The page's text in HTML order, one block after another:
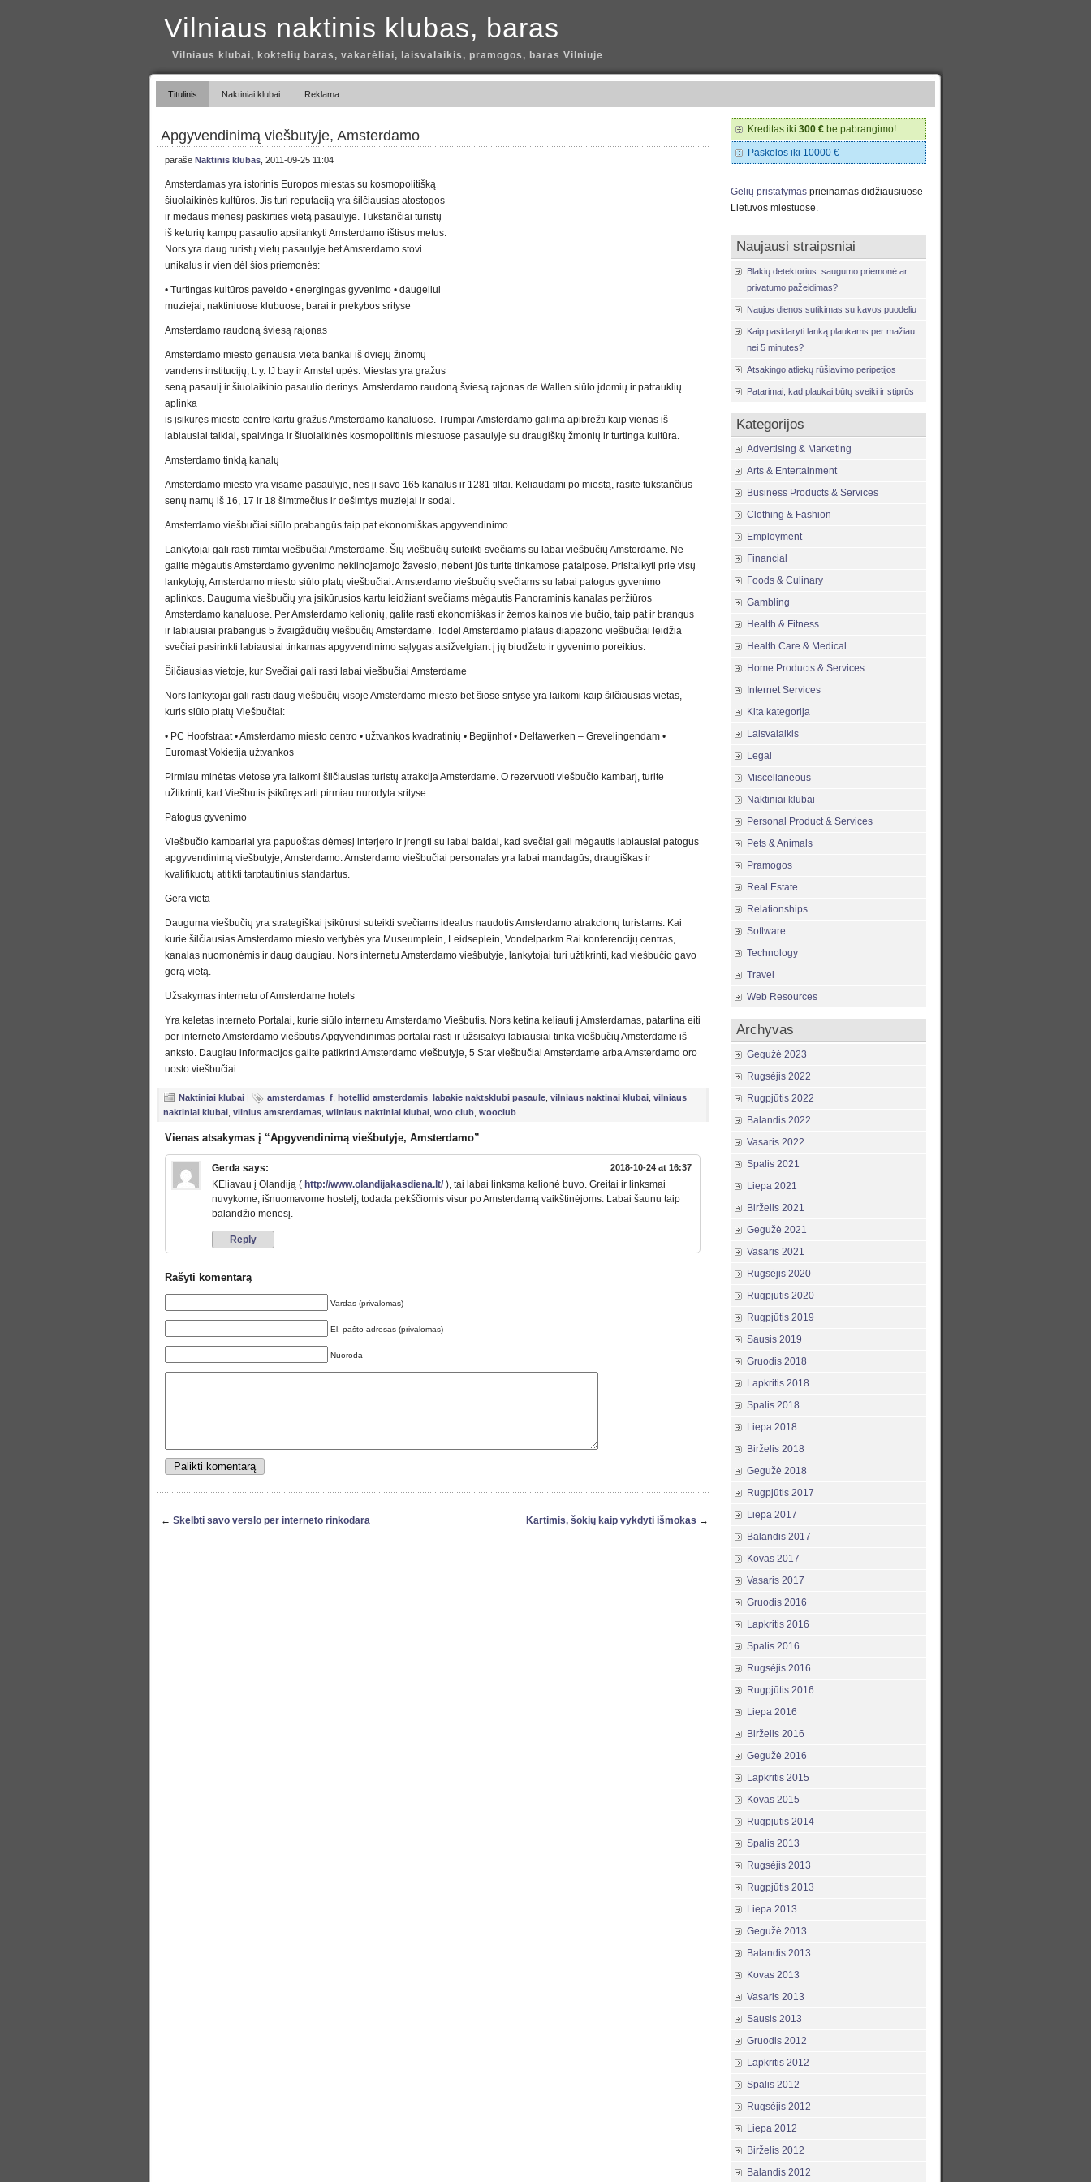
Vilniaus naktinis klubas, baras
Vilniaus klubai, koktelių baras, vakarėliai, laisvalaikis, pramogos, baras Vilniuje
Titulinis Naktiniai klubai Reklama
Apgyvendinimą viešbutyje, Amsterdamo
parašė Naktinis klubas , 2011-09-25 11:04
Amsterdamas yra istorinis Europos miestas su kosmopolitišką
šiuolaikinės kultūros. Jis turi reputaciją yra šilčiausias atostogos
ir medaus mėnesį paskirties vietą pasaulyje. Tūkstančiai turistų
iš keturių kampų pasaulio apsilankyti Amsterdamo ištisus metus.
Nors yra daug turistų vietų pasaulyje bet Amsterdamo stovi
unikalus ir vien dėl šios priemonės:
• Turtingas kultūros paveldo • energingas gyvenimo • daugeliui
muziejai, naktiniuose klubuose, barai ir prekybos srityse
Amsterdamo raudoną šviesą rajonas
Amsterdamo miesto geriausia vieta bankai iš dviejų žinomų
vandens institucijų, t. y. IJ bay ir Amstel upės. Miestas yra gražus
seną pasaulį ir šiuolaikinio pasaulio derinys. Amsterdamo raudoną šviesą rajonas de Wallen siūlo įdomių ir patrauklių
aplinka
is įsikūręs miesto centre kartu gražus Amsterdamo kanaluose. Trumpai Amsterdamo galima apibrėžti kaip vienas iš
labiausiai taikiai, spalvinga ir šiuolaikinės kosmopolitinis miestuose pasaulyje su draugiškų žmonių ir turtinga kultūra.
Amsterdamo tinklą kanalų
Amsterdamo miesto yra visame pasaulyje, nes ji savo 165 kanalus ir 1281 tiltai. Keliaudami po miestą, rasite tūkstančius
senų namų iš 16, 17 ir 18 šimtmečius ir dešimtys muziejai ir sodai.
Amsterdamo viešbučiai siūlo prabangūs taip pat ekonomiškas apgyvendinimo
Lankytojai gali rasti πimtai viešbučiai Amsterdame. Šių viešbučių suteikti svečiams su labai viešbučių Amsterdame. Ne
galite mėgautis Amsterdamo gyvenimo nekilnojamojo žavesio, nebent jūs turite tinkamose patalpose. Prisitaikyti prie visų
lankytojų, Amsterdamo miesto siūlo platų viešbučiai. Amsterdamo viešbučių svečiams su labai patogus gyvenimo
aplinkos. Dauguma viešbučių yra įsikūrusios kartu leidžiant svečiams mėgautis Panoraminis kanalas peržiūros
Amsterdamo kanaluose. Per Amsterdamo kelionių, galite rasti ekonomiškas ir žemos kainos vie bučio, taip pat ir brangus
ir labiausiai prabangūs 5 žvaigždučių viešbučių Amsterdame. Todėl Amsterdamo plataus diapazono viešbučiai leidžia
svečiai pasirinkti labiausiai tinkamas apgyvendinimo sąlygas atsižvelgiant į jų biudžeto ir gyvenimo poreikius.
Šilčiausias vietoje, kur Svečiai gali rasti labai viešbučiai Amsterdame
Nors lankytojai gali rasti daug viešbučių visoje Amsterdamo miesto bet šiose srityse yra laikomi kaip šilčiausias vietas,
kuris siūlo platų Viešbučiai:
• PC Hoofstraat • Amsterdamo miesto centro • užtvankos kvadratinių • Begijnhof • Deltawerken – Grevelingendam •
Euromast Vokietija užtvankos
Pirmiau minėtas vietose yra laikomi šilčiausias turistų atrakcija Amsterdame. O rezervuoti viešbučio kambarį, turite
užtikrinti, kad Viešbutis įsikūręs arti pirmiau nurodyta srityse.
Patogus gyvenimo
Viešbučio kambariai yra papuoštas dėmesį interjero ir įrengti su labai baldai, kad svečiai gali mėgautis labiausiai patogus
apgyvendinimą viešbutyje, Amsterdamo. Amsterdamo viešbučiai personalas yra labai mandagūs, draugiškas ir
kvalifikuotų atitikti tarptautinius standartus.
Gera vieta
Dauguma viešbučių yra strategiškai įsikūrusi suteikti svečiams idealus naudotis Amsterdamo atrakcionų turistams. Kai
kurie šilčiausias Amsterdamo miesto vertybės yra Museumplein, Leidseplein, Vondelparkm Rai konferencijų centras,
kanalas nuomonėmis ir daug daugiau. Nors internetu Amsterdamo viešbutyje, lankytojai turi užtikrinti, kad viešbučio gavo
gerą vietą.
Užsakymas internetu of Amsterdame hotels
Yra keletas interneto Portalai, kurie siūlo internetu Amsterdamo Viešbutis. Nors ketina keliauti į Amsterdamas, patartina eiti
per interneto Amsterdamo viešbutis Apgyvendinimas portalai rasti ir užsisakyti labiausiai tinka viešbučių Amsterdame iš
anksto. Daugiau informacijos galite patikrinti Amsterdamo viešbutyje, 5 Star viešbučiai Amsterdame arba Amsterdamo oro
uosto viešbučiai
Naktiniai klubai | amsterdamas f hotellid amsterdamis labakie naktsklubi pasaule vilniaus naktinai klubai vilniaus
naktiniai klubai vilnius amsterdamas wilniaus naktiniai klubai woo club wooclub
Vienas atsakymas į “Apgyvendinimą viešbutyje, Amsterdamo”
Gerda says: 2018-10-24 at 16:37
KEliavau į Olandiją ( http://www.olandijakasdiena.lt/ ), tai labai linksma kelionė buvo. Greitai ir linksmai
nuvykome, išnuomavome hostelį, todada pėkščiomis visur po Amsterdamą vaikštinėjoms. Labai šaunu taip
balandžio mėnesį.
Reply
Rašyti komentarą
Vardas (privalomas)
El. pašto adresas (privalomas)
Nuoroda
← Skelbti savo verslo per interneto rinkodara Kartimis, šokių kaip vykdyti išmokas →
Kreditas iki 300 € be pabrangimo!
Paskolos iki 10000 €
Gėlių pristatymas prieinamas didžiausiuose
Lietuvos miestuose.
Naujausi straipsniai
Blakių detektorius: saugumo priemonė ar
privatumo pažeidimas?
Naujos dienos sutikimas su kavos puodeliu
Kaip pasidaryti lanką plaukams per mažiau
nei 5 minutes?
Atsakingo atliekų rūšiavimo peripetijos
Patarimai, kad plaukai būtų sveiki ir stiprūs
Kategorijos
Advertising & Marketing
Arts & Entertainment
Business Products & Services
Clothing & Fashion
Employment
Financial
Foods & Culinary
Gambling
Health & Fitness
Health Care & Medical
Home Products & Services
Internet Services
Kita kategorija
Laisvalaikis
Legal
Miscellaneous
Naktiniai klubai
Personal Product & Services
Pets & Animals
Pramogos
Real Estate
Relationships
Software
Technology
Travel
Web Resources
Archyvas
Gegužė 2023
Rugsėjis 2022
Rugpjūtis 2022
Balandis 2022
Vasaris 2022
Spalis 2021
Liepa 2021
Birželis 2021
Gegužė 2021
Vasaris 2021
Rugsėjis 2020
Rugpjūtis 2020
Rugpjūtis 2019
Sausis 2019
Gruodis 2018
Lapkritis 2018
Spalis 2018
Liepa 2018
Birželis 2018
Gegužė 2018
Rugpjūtis 2017
Liepa 2017
Balandis 2017
Kovas 2017
Vasaris 2017
Gruodis 2016
Lapkritis 2016
Spalis 2016
Rugsėjis 2016
Rugpjūtis 2016
Liepa 2016
Birželis 2016
Gegužė 2016
Lapkritis 2015
Kovas 2015
Rugpjūtis 2014
Spalis 2013
Rugsėjis 2013
Rugpjūtis 2013
Liepa 2013
Gegužė 2013
Balandis 2013
Kovas 2013
Vasaris 2013
Sausis 2013
Gruodis 2012
Lapkritis 2012
Spalis 2012
Rugsėjis 2012
Liepa 2012
Birželis 2012
Balandis 2012